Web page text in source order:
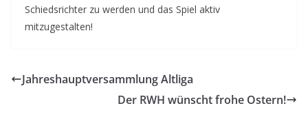
Schiedsrichter zu werden und das Spiel aktiv
mitzugestalten!
Jahreshauptversammlung Altliga
Der RWH wünscht frohe Ostern!